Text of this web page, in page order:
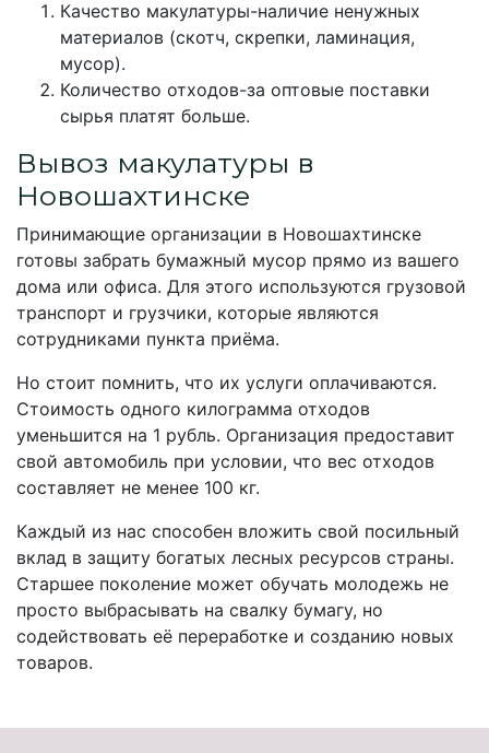
Качество макулатуры-наличие ненужных
материалов (скотч, скрепки, ламинация,
мусор).
Количество отходов-за оптовые поставки
сырья платят больше.
Вывоз макулатуры в
Новошахтинске
Принимающие организации в Новошахтинске
готовы забрать бумажный мусор прямо из вашего
дома или офиса. Для этого используются грузовой
транспорт и грузчики, которые являются
сотрудниками пункта приёма.
Но стоит помнить, что их услуги оплачиваются.
Стоимость одного килограмма отходов
уменьшится на 1 рубль. Организация предоставит
свой автомобиль при условии, что вес отходов
составляет не менее 100 кг.
Каждый из нас способен вложить свой посильный
вклад в защиту богатых лесных ресурсов страны.
Старшее поколение может обучать молодежь не
просто выбрасывать на свалку бумагу, но
содействовать её переработке и созданию новых
товаров.